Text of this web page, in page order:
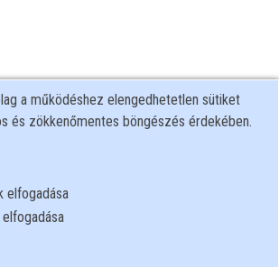
a működéshez elengedhetetlen sütiket
és zökkenőmentes böngészés érdekében.
elfogadása